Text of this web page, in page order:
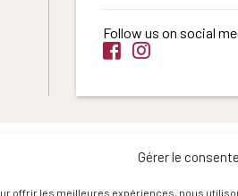
Gérer le
offrir les meilleures expériences, nous
Follow us on social